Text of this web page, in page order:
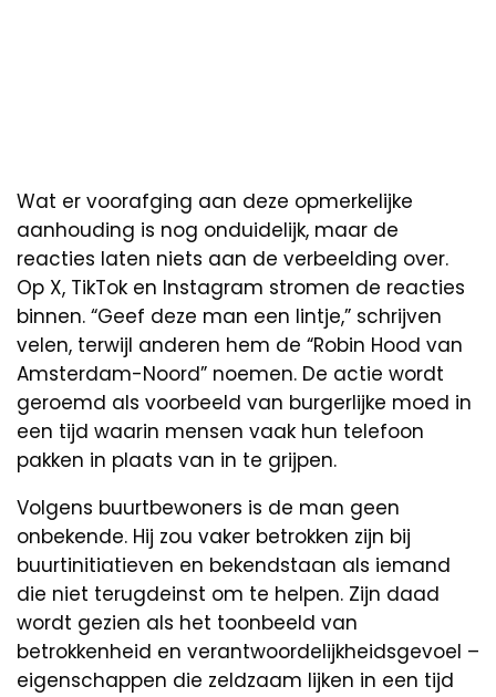
Wat er voorafging aan deze opmerkelijke
aanhouding is nog onduidelijk, maar de
reacties laten niets aan de verbeelding over.
Op X, TikTok en Instagram stromen de reacties
binnen. “Geef deze man een lintje,” schrijven
velen, terwijl anderen hem de “Robin Hood van
Amsterdam-Noord” noemen. De actie wordt
geroemd als voorbeeld van burgerlijke moed in
een tijd waarin mensen vaak hun telefoon
pakken in plaats van in te grijpen.
Volgens buurtbewoners is de man geen
onbekende. Hij zou vaker betrokken zijn bij
buurtinitiatieven en bekendstaan als iemand
die niet terugdeinst om te helpen. Zijn daad
wordt gezien als het toonbeeld van
betrokkenheid en verantwoordelijkheidsgevoel –
eigenschappen die zeldzaam lijken in een tijd